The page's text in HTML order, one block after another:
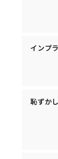
インプ
恥ずか